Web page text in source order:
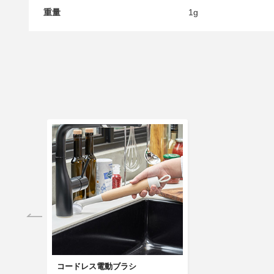
重量 1g
コードレス電動ブラシ